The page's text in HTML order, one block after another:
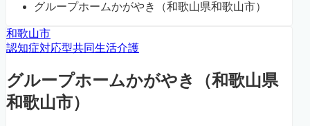
グループホームかがやき（和歌山県和歌山市）
和歌山市
認知症対応型共同生活介護
グループホームかがやき（和歌山県
和歌山市）